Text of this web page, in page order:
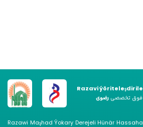
Razavi
فوق تخصصیرضوی
Razawi Maşhad Ýokary Derejeli Hünär